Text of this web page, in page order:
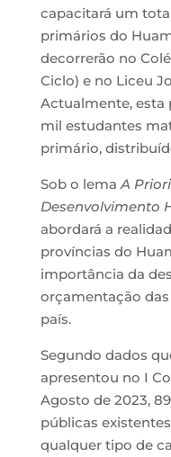
capacitará um
primários do
decorrerão no
Ciclo) e no Liceu
Actualmente,
mil estudantes
primário,
Sob o lema A
Desenvolvimento
abordará a
províncias do
importância da
orçamentação
país.
Segundo dados
apresentou no I
Agosto de 2023,
públicas
qualquer tipo de